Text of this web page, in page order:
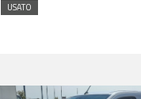
USATO